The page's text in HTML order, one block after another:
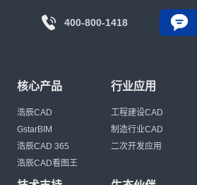
400-800-1418
核心产品
浩辰CAD
GstarBIM
浩辰CAD 365
浩辰CAD看图王
行业应用
工程建设CAD
制造行业CAD
二次开发应用